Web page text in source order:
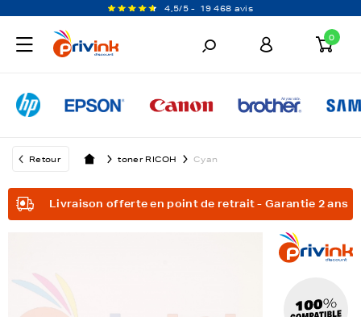
4,5/5 - 19 468 avis
0
Retour toner RICOH Cyan
Livraison offerte en point de retrait - Garantie 2 ans